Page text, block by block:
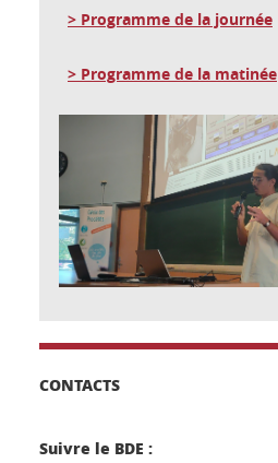
> Programme de la journée
> Programme de la matinée
CONTACTS
Suivre le BDE :